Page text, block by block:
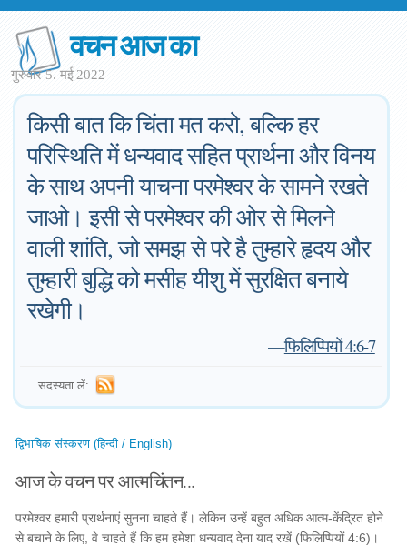
वचन आज का
गुरुवार 5. मई 2022
किसी बात कि चिंता मत करो, बल्कि हर
परिस्थिति में धन्यवाद सहित प्रार्थना और विनय
के साथ अपनी याचना परमेश्वर के सामने रखते
जाओ। इसी से परमेश्वर की ओर से मिलने
वाली शांति, जो समझ से परे है तुम्हारे हृदय और
तुम्हारी बुद्धि को मसीह यीशु में सुरक्षित बनाये
रखेगी।
—फिलिप्पियों 4:6-7
सदस्यता लें:
द्विभाषिक संस्करण (हिन्दी / English)
आज के वचन पर आत्मचिंतन...
परमेश्वर हमारी प्रार्थनाएं सुनना चाहते हैं। लेकिन उन्हें बहुत अधिक आत्म-केंद्रित होने
से बचाने के लिए, वे चाहते हैं कि हम हमेशा धन्यवाद देना याद रखें (फिलिप्पियों 4:6)।